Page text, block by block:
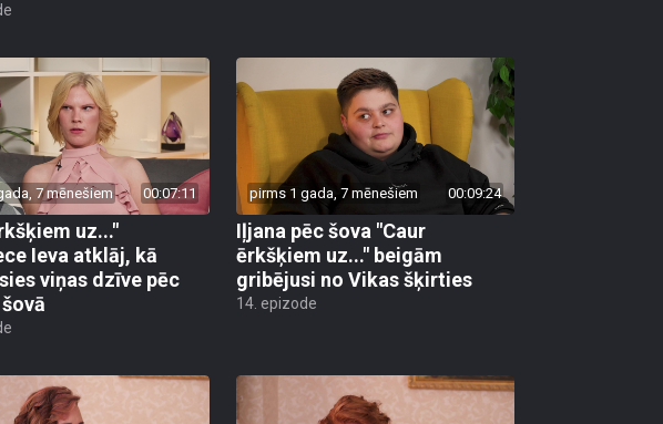
7 mēnešiem 00:07:11
uz..."
Ieva atklāj, kā
viņas dzīve pēc
pirms 1 gada, 7 mēnešiem 00:09:24
Iļjana pēc šova "Caur
ērkšķiem uz..." beigām
gribējusi no Vikas šķirties
14. epizode